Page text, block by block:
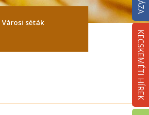
KECSKEMÉTI HÍREK
Városi séták